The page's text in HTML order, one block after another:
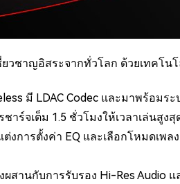
วชาญอิสระจากทั่วโลก ด้วยเทคโ
มี LDAC Codec และมาพร้อม
จเต็ม 1.5 ชั่วโมงให้เวลาเล่นสูง
งการตั้งค่า EQ และเลือกโหมดเพล
กับการรับรอง Hi-Res Audio แ